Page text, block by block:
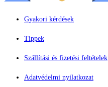
Gyakori kérdések
Tippek
Szállítási és fizetési feltételek
Adatvédelmi nyilatkozat